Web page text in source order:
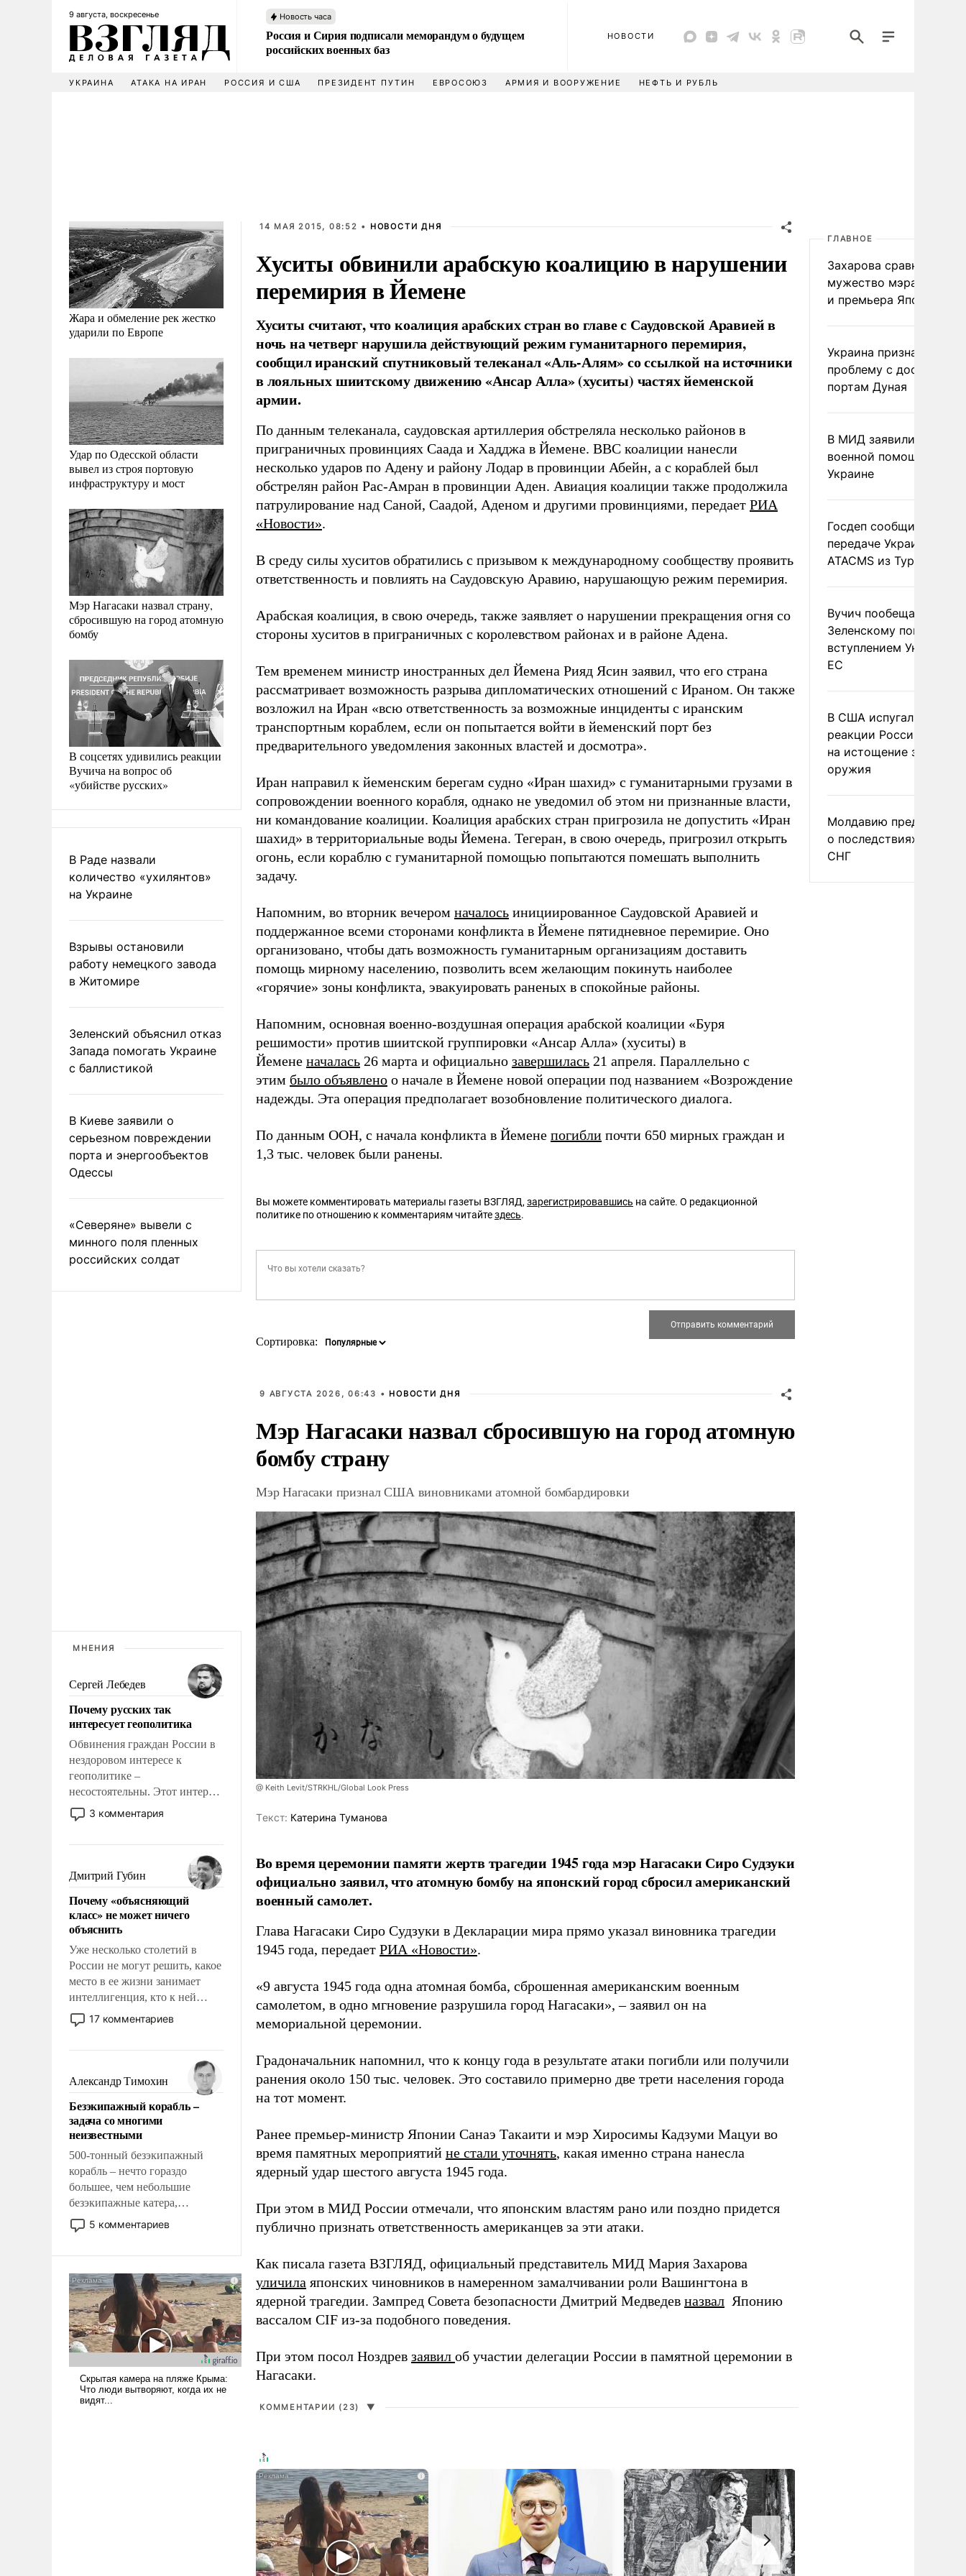
9 августа, воскресенье Новость часа
Россия и Сирия подписали меморандум о будущем
российских военных баз
НОВОСТИ
УКРАИНА АТАКА НА ИРАН РОССИЯ И США ПРЕЗИДЕНТ ПУТИН ЕВРОСОЮЗ АРМИЯ И ВООРУЖЕНИЕ НЕФТЬ И РУБЛЬ
Жара и обмеление рек жестко
ударили по Европе
Удар по Одесской области
вывел из строя портовую
инфраструктуру и мост
Мэр Нагасаки назвал страну,
сбросившую на город атомную
бомбу
В соцсетях удивились реакции
Вучича на вопрос об
«убийстве русских»
В Раде назвали
количество «ухилянтов»
на Украине
Взрывы остановили
работу немецкого завода
в Житомире
Зеленский объяснил отказ
Запада помогать Украине
с баллистикой
В Киеве заявили о
серьезном повреждении
порта и энергообъектов
Одессы
«Северяне» вывели с
минного поля пленных
российских солдат
МНЕНИЯ
Сергей Лебедев
Почему русских так
интересует геополитика
Обвинения граждан России в
нездоровом интересе к
геополитике –
несостоятельны. Этот интерес
рационален и прагматичен. Он
обусловлен тысячелетним
фундаментальным знанием,
что мировая политика имеет
свойство заявляться на порог
нашего дома.
3 комментария
Дмитрий Губин
Почему «объясняющий
класс» не может ничего
объяснить
Уже несколько столетий в
России не могут решить, какое
место в ее жизни занимает
интеллигенция, кто к ней
принадлежит, а кого из нее
исключили с правом
чем она отличается от просто
образованных людей. Иногда
казалось, что эти вопросы
решены раз и навсегда, но –
нет, не решены.
17 комментариев
Александр Тимохин
Безэкипажный корабль –
задача со многими
неизвестными
500-тонный безэкипажный
корабль – нечто гораздо
большее, чем небольшие
безэкипажные катера,
применение которых уже
стало обыденностью. Задача по
и ее реализация радикально
поднимет наши боевые
возможности.
5 комментариев
14 МАЯ 2015, 08:52 • НОВОСТИ ДНЯ
Хуситы обвинили арабскую коалицию в нарушении
перемирия в Йемене
Хуситы считают, что коалиция арабских стран во главе с Саудовской Аравией в
ночь на четверг нарушила действующий режим гуманитарного перемирия,
сообщил иранский спутниковый телеканал «Аль-Алям» со ссылкой на источники
в лояльных шиитскому движению «Ансар Алла» (хуситы) частях йеменской
армии.
По данным телеканала, саудовская артиллерия обстреляла несколько районов в
приграничных провинциях Саада и Хадджа в Йемене. ВВС коалиции нанесли
несколько ударов по Адену и району Лодар в провинции Абейн, а с кораблей был
обстрелян район Рас-Амран в провинции Аден. Авиация коалиции также продолжила
патрулирование над Саной, Саадой, Аденом и другими провинциями, передает РИА
«Новости».
В среду силы хуситов обратились с призывом к международному сообществу проявить
ответственность и повлиять на Саудовскую Аравию, нарушающую режим перемирия.
Арабская коалиция, в свою очередь, также заявляет о нарушении прекращения огня со
стороны хуситов в приграничных с королевством районах и в районе Адена.
Тем временем министр иностранных дел Йемена Рияд Ясин заявил, что его страна
рассматривает возможность разрыва дипломатических отношений с Ираном. Он также
возложил на Иран «всю ответственность за возможные инциденты с иранским
транспортным кораблем, если он попытается войти в йеменский порт без
предварительного уведомления законных властей и досмотра».
Иран направил к йеменским берегам судно «Иран шахид» с гуманитарными грузами в
сопровождении военного корабля, однако не уведомил об этом ни признанные власти,
ни командование коалиции. Коалиция арабских стран пригрозила не допустить «Иран
шахид» в территориальные воды Йемена. Тегеран, в свою очередь, пригрозил открыть
огонь, если кораблю с гуманитарной помощью попытаются помешать выполнить
задачу.
Напомним, во вторник вечером началось инициированное Саудовской Аравией и
поддержанное всеми сторонами конфликта в Йемене пятидневное перемирие. Оно
организовано, чтобы дать возможность гуманитарным организациям доставить
помощь мирному населению, позволить всем желающим покинуть наиболее
«горячие» зоны конфликта, эвакуировать раненых в спокойные районы.
Напомним, основная военно-воздушная операция арабской коалиции «Буря
решимости» против шиитской группировки «Ансар Алла» (хуситы) в
Йемене началась 26 марта и официально завершилась 21 апреля. Параллельно с
этим было объявлено о начале в Йемене новой операции под названием «Возрождение
надежды. Эта операция предполагает возобновление политического диалога.
По данным ООН, с начала конфликта в Йемене погибли почти 650 мирных граждан и
1,3 тыс. человек были ранены.
Вы можете комментировать материалы газеты ВЗГЛЯД, зарегистрировавшись на сайте. О редакционной
политике по отношению к комментариям читайтездесь.
Сортировка:
9 АВГУСТА 2026, 06:43 • НОВОСТИ ДНЯ
Мэр Нагасаки назвал сбросившую на город атомную
бомбу страну
Мэр Нагасаки признал США виновниками атомной бомбардировки
@ Keith Levit/STRKHL/Global Look Press
Tекст: Катерина Туманова
Во время церемонии памяти жертв трагедии 1945 года мэр Нагасаки Сиро Судзуки
официально заявил, что атомную бомбу на японский город сбросил американский
военный самолет.
Глава Нагасаки Сиро Судзуки в Декларации мира прямо указал виновника трагедии
1945 года, передает РИА «Новости».
«9 августа 1945 года одна атомная бомба, сброшенная американским военным
самолетом, в одно мгновение разрушила город Нагасаки», – заявил он на
мемориальной церемонии.
Градоначальник напомнил, что к концу года в результате атаки погибли или получили
ранения около 150 тыс. человек. Это составило примерно две трети населения города
на тот момент.
Ранее премьер-министр Японии Санаэ Такаити и мэр Хиросимы Кадзуми Мацуи во
время памятных мероприятий не стали уточнять, какая именно страна нанесла
ядерный удар шестого августа 1945 года.
При этом в МИД России отмечали, что японским властям рано или поздно придется
публично признать ответственность американцев за эти атаки.
Как писала газета ВЗГЛЯД, официальный представитель МИД Мария Захарова
уличила японских чиновников в намеренном замалчивании роли Вашингтона в
ядерной трагедии. Зампред Совета безопасности Дмитрий Медведев назвал Японию
вассалом CIF из-за подобного поведения.
При этом посол Ноздрев заявил об участии делегации России в памятной церемонии в
Нагасаки.
КОММЕНТАРИИ (23) ▼
i
ГЛАВНОЕ
Захарова сравнила
мужество мэра
и премьера Японии
Украина признала
проблему с доступом к
портам Дуная
В МИД заявили о
военной помощи
Украине
Госдеп сообщил о
передаче Украине
ATACMS из Турции
Вучич пообещал
Зеленскому помочь со
вступлением Украины в
ЕС
В США испугались
реакции России и
на истощение запасов
оружия
Молдавию
о последствиях выхода
СНГ